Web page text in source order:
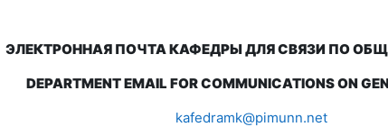
ЭЛЕКТРОННАЯ ПОЧТА КАФЕДРЫ ДЛЯ СВЯЗИ ПО
DEPARTMENT EMAIL FOR COMMUNICATIONS ON
kafedramk@pimunn.net